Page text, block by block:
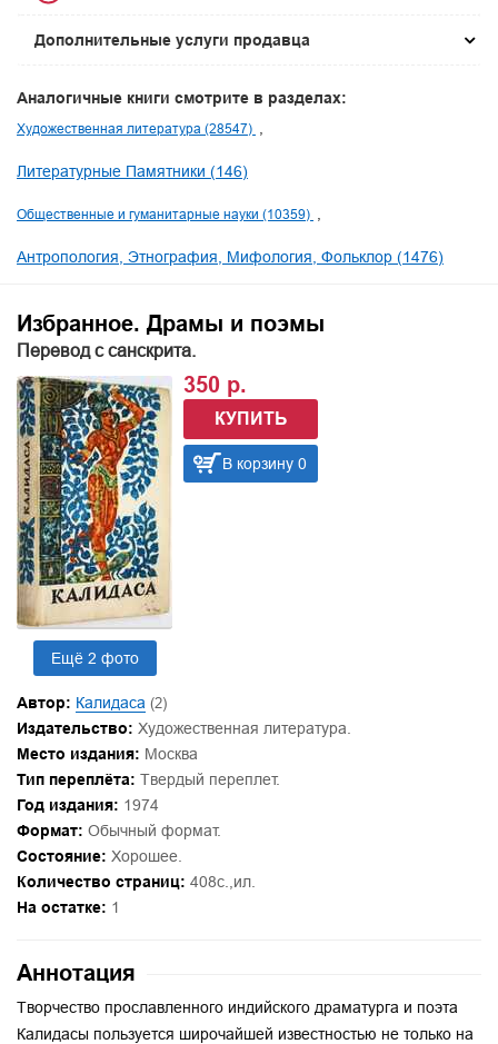
Дополнительные услуги продавца
Аналогичные книги смотрите в разделах:
Художественная литература (28547)
Литературные Памятники (146)
Общественные и гуманитарные науки (10359)
Антропология, Этнография, Мифология, Фольклор (1476)
Избранное. Драмы и поэмы
Перевод с санскрита.
Ещё 2 фото
350 р.
КУПИТЬ
В корзину 0
Автор: Калидаса (2)
Издательство: Художественная литература.
Место издания: Москва
Тип переплёта: Твердый переплет.
Год издания: 1974
Формат: Обычный формат.
Состояние: Хорошее.
Количество страниц: 408с.,ил.
На остатке: 1
Аннотация
Творчество прославленного индийского драматурга и поэта
Калидасы пользуется широчайшей известностью не только на